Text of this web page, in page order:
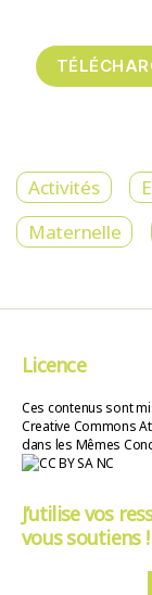
Activités
Maternelle
Licence
Ces contenus sont
Creative Commons
dans les Mêmes
J’utilise vos
vous soutiens !